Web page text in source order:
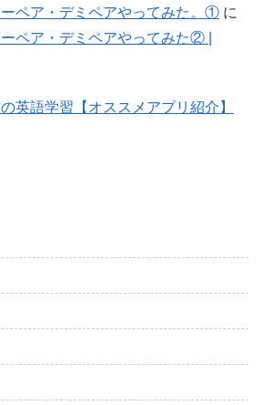
ペア・デミペアやってみた。① に
ペア・デミペアやってみた② |
英語学習【オススメアプリ紹介】